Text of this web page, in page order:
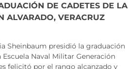
DE CADETES DE LA
ALVARADO, VERACRUZ
Sheinbaum presidió la graduación
Naval Militar Generación
felicitó por el rango alcanzado y